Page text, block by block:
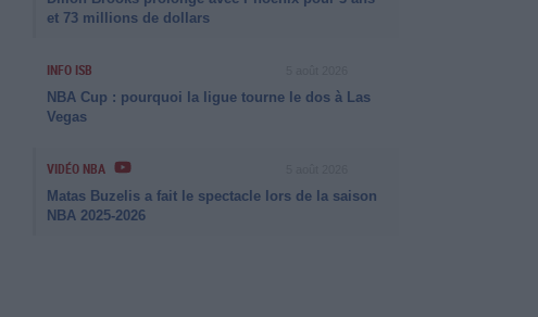
et 73 millions de dollars
INFO ISB
NBA Cup : pourquoi la ligue tourne le dos à Las
Vegas
VIDÉO NBA
Matas Buzelis a fait le spectacle lors de la saison
NBA 2025-2026